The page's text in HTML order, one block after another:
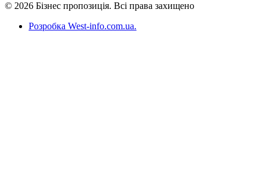
© 2026 Бізнес пропозиція. Всі права захищено
Розробка West-info.com.ua.